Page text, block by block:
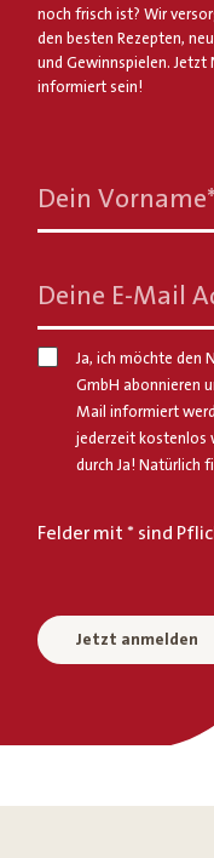
noch frisch ist? Wir
den besten Rezepten,
und Gewinnspielen.
informiert sein!
Dein Vorname*
Deine E-Mail
Ja, ich möchte den
GmbH abonnieren
Mail informiert
jederzeit kostenlos
durch Ja! Natürlich
Felder mit * sind
Jetzt anmelden